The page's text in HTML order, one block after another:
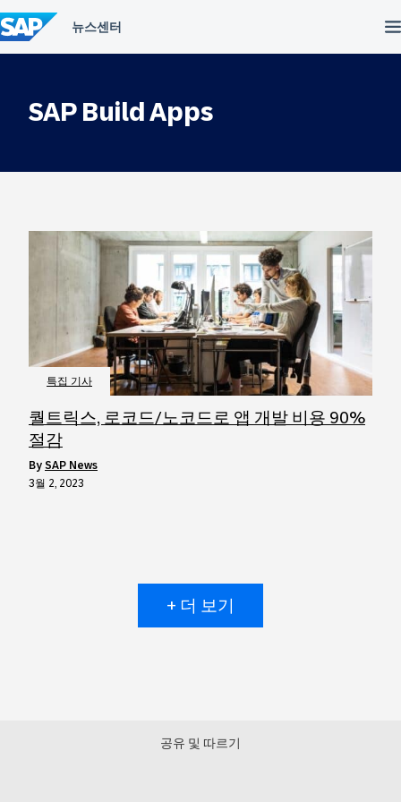
텐
츠
건
SAP Build Apps
특집 기사
퀄트릭스, 로코드/노코드로 앱 개발 비용 90%
절감
by SAP News
3월 2, 2023
+ 더 보기
공유 및 따르기